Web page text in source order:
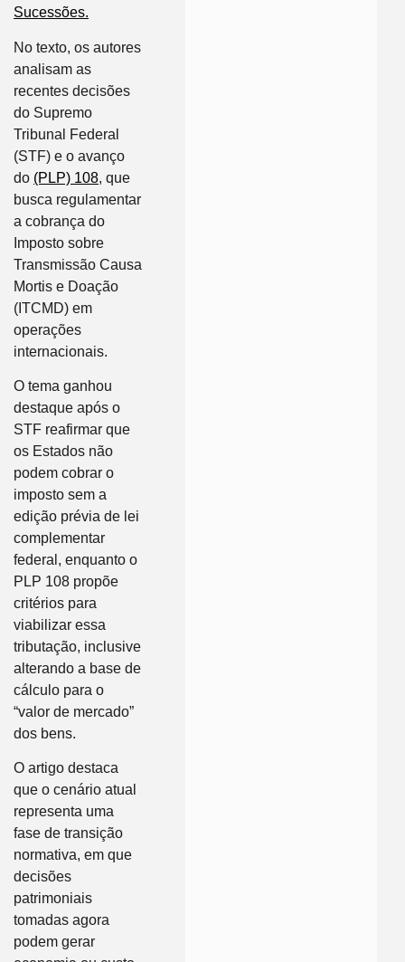
Sucessões.
No texto, os autores
analisam as
recentes decisões
do Supremo
Tribunal Federal
(STF) e o avanço
do (PLP) 108, que
busca regulamentar
a cobrança do
Imposto sobre
Transmissão Causa
Mortis e Doação
(ITCMD) em
operações
internacionais.
O tema ganhou
destaque após o
STF reafirmar que
os Estados não
podem cobrar o
imposto sem a
edição prévia de lei
complementar
federal, enquanto o
PLP 108 propõe
critérios para
viabilizar essa
tributação, inclusive
alterando a base de
cálculo para o
“valor de mercado”
dos bens.
O artigo destaca
que o cenário atual
representa uma
fase de transição
normativa, em que
decisões
patrimoniais
tomadas agora
podem gerar